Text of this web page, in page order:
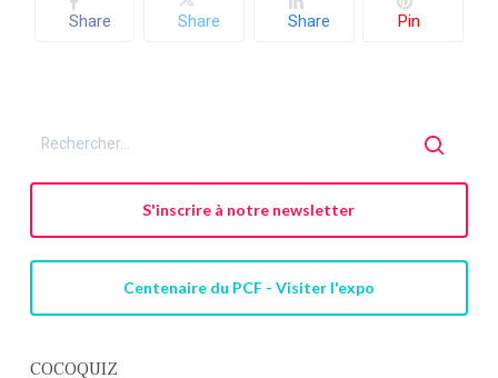
Share Share Share Pin
S'inscrire à notre newsletter
Centenaire du PCF - Visiter l'expo
COCOQUIZ